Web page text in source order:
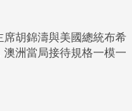
席胡錦濤與美國總統布希
洲當局接待規格一模一